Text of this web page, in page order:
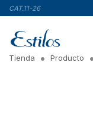
CAT.11-26
Tienda Producto